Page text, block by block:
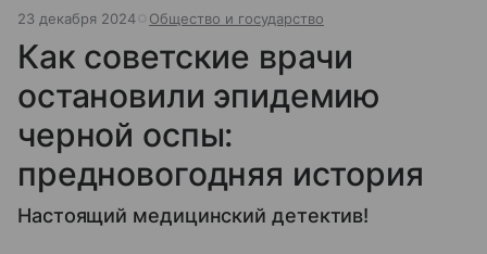
23 декабря 2024 Общество и государство
Как советские врачи
остановили эпидемию
черной оспы:
предновогодняя история
Настоящий медицинский детектив!